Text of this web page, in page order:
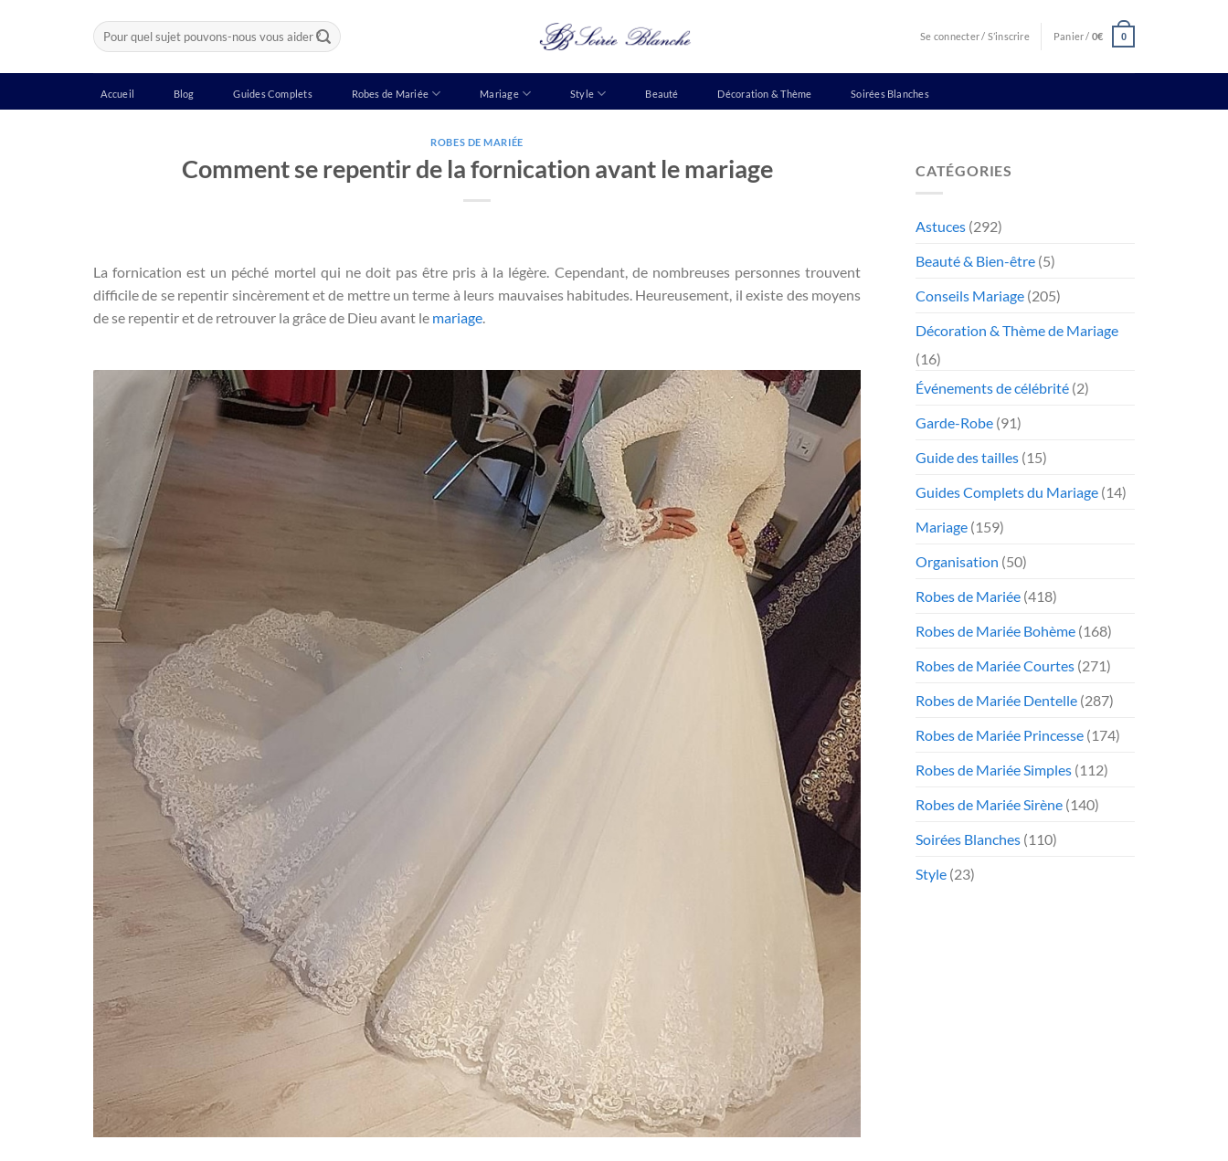
Recherche
pour :
Se connecter / S’inscrire Panier / 0€ 0
Accueil Blog Guides Complets Robes de Mariée Mariage Style Beauté Décoration & Thème Soirées Blanches
ROBES DE MARIÉE
Comment se repentir de la fornication avant le mariage
La fornication est un péché mortel qui ne doit pas être pris à la légère. Cependant, de nombreuses personnes trouvent
difficile de se repentir sincèrement et de mettre un terme à leurs mauvaises habitudes. Heureusement, il existe des moyens
de se repentir et de retrouver la grâce de Dieu avant le mariage
CATÉGORIES
Astuces (292)
Beauté & Bien-être (5)
Conseils Mariage (205)
Décoration & Thème de Mariage
(16)
Événements de célébrité (2)
Garde-Robe (91)
Guide des tailles (15)
Guides Complets du Mariage (14)
Mariage (159)
Organisation (50)
Robes de Mariée (418)
Robes de Mariée Bohème (168)
Robes de Mariée Courtes (271)
Robes de Mariée Dentelle (287)
Robes de Mariée Princesse (174)
Robes de Mariée Simples (112)
Robes de Mariée Sirène (140)
Soirées Blanches (110)
Style (23)